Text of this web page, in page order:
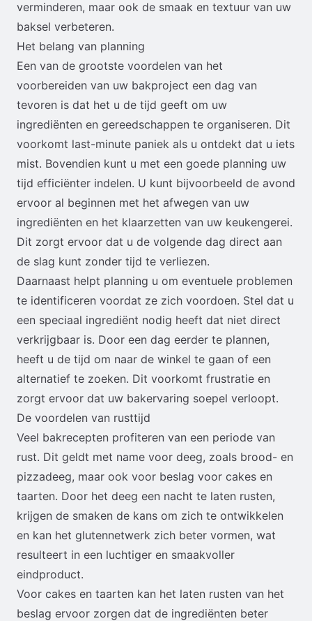
verminderen, maar ook de smaak en textuur van uw
baksel verbeteren.
Het belang van planning
Een van de grootste voordelen van het
voorbereiden van uw bakproject een dag van
tevoren is dat het u de tijd geeft om uw
ingrediënten en gereedschappen te organiseren. Dit
voorkomt last-minute paniek als u ontdekt dat u iets
mist. Bovendien kunt u met een goede planning uw
tijd efficiënter indelen. U kunt bijvoorbeeld de avond
ervoor al beginnen met het afwegen van uw
ingrediënten en het klaarzetten van uw keukengerei.
Dit zorgt ervoor dat u de volgende dag direct aan
de slag kunt zonder tijd te verliezen.
Daarnaast helpt planning u om eventuele problemen
te identificeren voordat ze zich voordoen. Stel dat u
een speciaal ingrediënt nodig heeft dat niet direct
verkrijgbaar is. Door een dag eerder te plannen,
heeft u de tijd om naar de winkel te gaan of een
alternatief te zoeken. Dit voorkomt frustratie en
zorgt ervoor dat uw bakervaring soepel verloopt.
De voordelen van rusttijd
Veel bakrecepten profiteren van een periode van
rust. Dit geldt met name voor deeg, zoals brood- en
pizzadeeg, maar ook voor beslag voor cakes en
taarten. Door het deeg een nacht te laten rusten,
krijgen de smaken de kans om zich te ontwikkelen
en kan het glutennetwerk zich beter vormen, wat
resulteert in een luchtiger en smaakvoller
eindproduct.
Voor cakes en taarten kan het laten rusten van het
beslag ervoor zorgen dat de ingrediënten beter